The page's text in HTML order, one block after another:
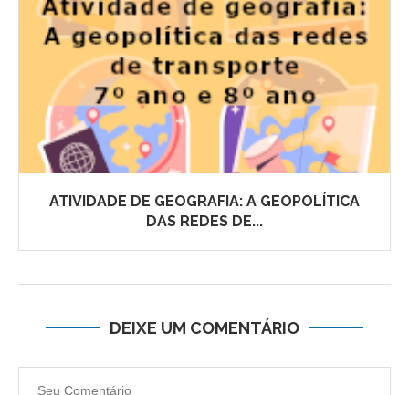
ATIVIDADE DE GEOGRAFIA: A GEOPOLÍTICA
DAS REDES DE...
DEIXE UM COMENTÁRIO